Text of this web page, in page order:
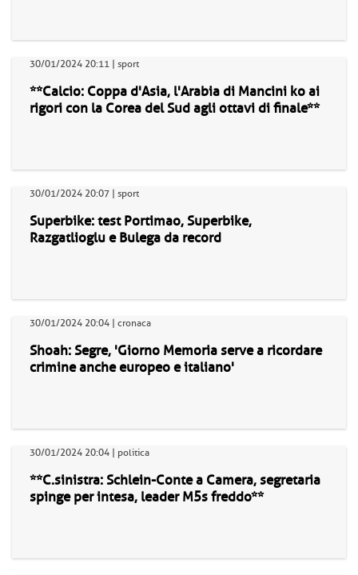
30/01/2024 20:11 | sport
**Calcio: Coppa d'Asia, l'Arabia di Mancini ko ai
rigori con la Corea del Sud agli ottavi di finale**
30/01/2024 20:07 | sport
Superbike: test Portimao, Superbike,
Razgatlioglu e Bulega da record
30/01/2024 20:04 | cronaca
Shoah: Segre, 'Giorno Memoria serve a ricordare
crimine anche europeo e italiano'
30/01/2024 20:04 | politica
**C.sinistra: Schlein-Conte a Camera, segretaria
spinge per intesa, leader M5s freddo**